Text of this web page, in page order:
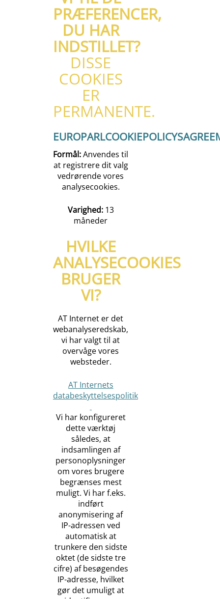
PRÆFERENCER,
DU HAR
INDSTILLET?
DISSE
COOKIES
ER
PERMANENTE.
Formål:Anvendes til
at registrere dit valg
vedrørende vores
analysecookies.
Varighed:13
måneder
HVILKE
ANALYSECOOKIES
BRUGER
VI?
AT Internet er det
webanalyseredskab,
vi har valgt til at
overvåge vores
websteder.
AT Internets
databeskyttelsespolitik
Vi har konfigureret
dette værktøj
således, at
indsamlingen af
personoplysninger
om vores brugere
begrænses mest
muligt. Vi har f.eks.
indført
anonymisering af
IP-adressen ved
automatisk at
trunkere den sidste
oktet (de sidste tre
cifre) af besøgendes
IP-adresse, hvilket
gør det umuligt at